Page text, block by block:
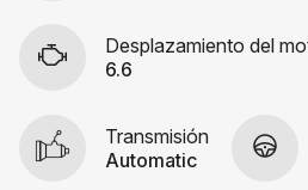
Desplazamiento del
6.6
Transmisión
Automatic